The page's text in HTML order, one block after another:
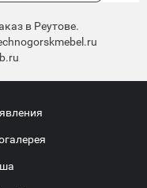
в Реутове.